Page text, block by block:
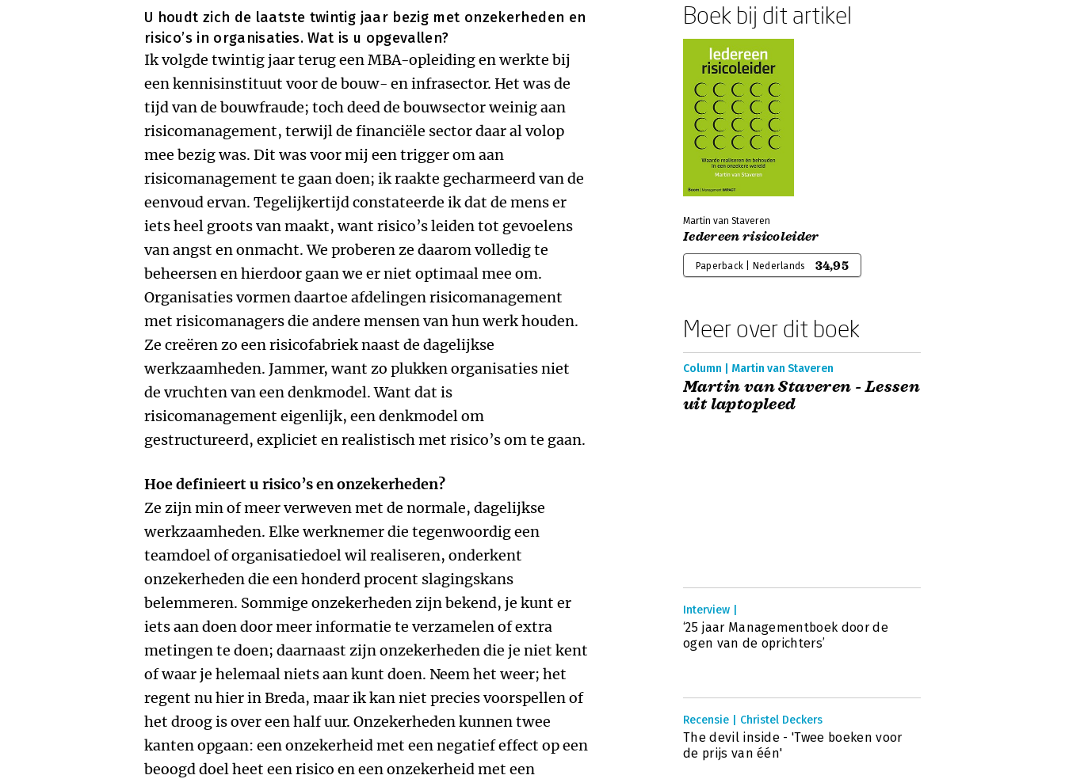
U houdt zich de laatste twintig jaar bezig met onzekerheden en
risico’s in organisaties. Wat is u opgevallen?
Ik volgde twintig jaar terug een MBA-opleiding en werkte bij
een kennisinstituut voor de bouw- en infrasector. Het was de
tijd van de bouwfraude; toch deed de bouwsector weinig aan
risicomanagement, terwijl de financiële sector daar al volop
mee bezig was. Dit was voor mij een trigger om aan
risicomanagement te gaan doen; ik raakte gecharmeerd van de
eenvoud ervan. Tegelijkertijd constateerde ik dat de mens er
iets heel groots van maakt, want risico’s leiden tot gevoelens
van angst en onmacht. We proberen ze daarom volledig te
beheersen en hierdoor gaan we er niet optimaal mee om.
Organisaties vormen daartoe afdelingen risicomanagement
met risicomanagers die andere mensen van hun werk houden.
Ze creëren zo een risicofabriek naast de dagelijkse
werkzaamheden. Jammer, want zo plukken organisaties niet
de vruchten van een denkmodel. Want dat is
risicomanagement eigenlijk, een denkmodel om
gestructureerd, expliciet en realistisch met risico’s om te gaan.
Hoe definieert u risico’s en onzekerheden?
Ze zijn min of meer verweven met de normale, dagelijkse
werkzaamheden. Elke werknemer die tegenwoordig een
teamdoel of organisatiedoel wil realiseren, onderkent
onzekerheden die een honderd procent slagingskans
belemmeren. Sommige onzekerheden zijn bekend, je kunt er
iets aan doen door meer informatie te verzamelen of extra
metingen te doen; daarnaast zijn onzekerheden die je niet kent
of waar je helemaal niets aan kunt doen. Neem het weer; het
regent nu hier in Breda, maar ik kan niet precies voorspellen of
het droog is over een half uur. Onzekerheden kunnen twee
kanten opgaan: een onzekerheid met een negatief effect op een
beoogd doel heet een risico en een onzekerheid met een
Boek bij dit artikel
Martin van Staveren
Iedereen risicoleider
Paperback | Nederlands 34,95
Meer over dit boek
Column | Martin van Staveren
Martin van Staveren - Lessen
uit laptopleed
Interview |
‘25 jaar Managementboek door de
ogen van de oprichters’
Recensie | Christel Deckers
The devil inside - 'Twee boeken voor
de prijs van één'